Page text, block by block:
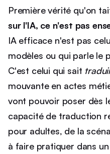
Première vérité qu'on
sur l'IA, ce n'est pas
IA efficace n'est pas
modèles ou qui parle le
C'est celui qui sait
mouvante en actes
vont pouvoir poser dès
capacité de traduction
pour adultes, de la
à faire pratiquer dans